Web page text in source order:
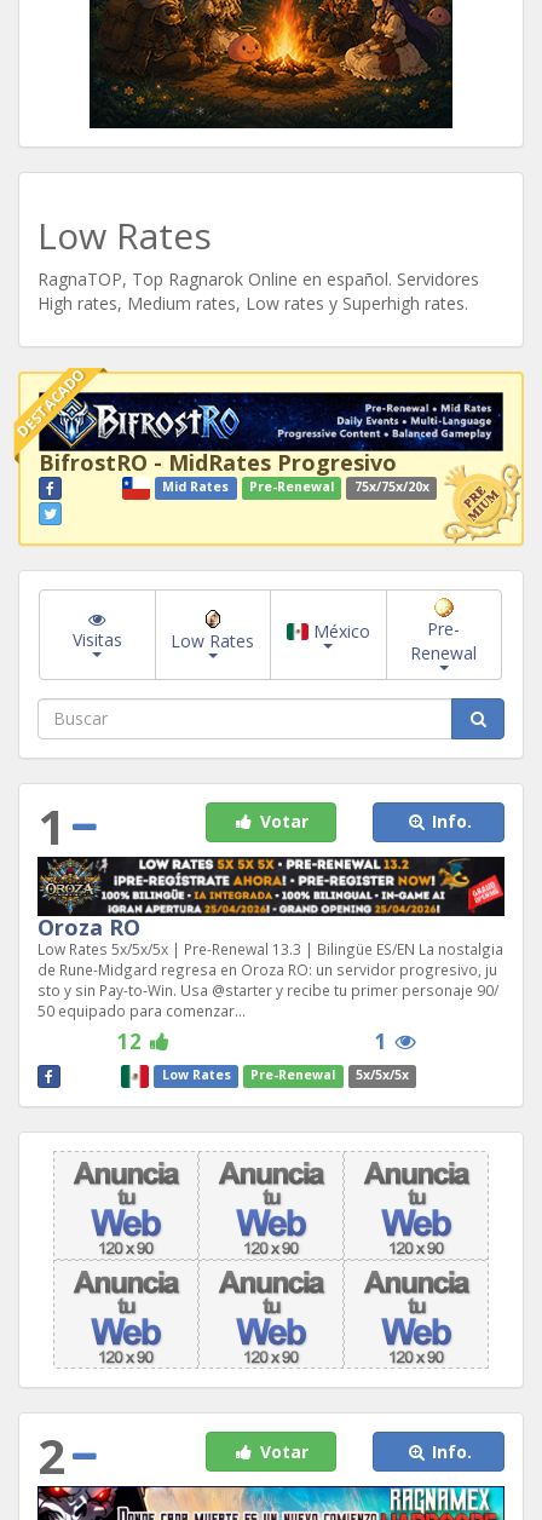
Low Rates
RagnaTOP, Top Ragnarok Online en español. Servidores
High rates, Medium rates, Low rates y Superhigh rates.
DESTACADO
BifrostRO - MidRates Progresivo
Mid Rates Pre-Renewal 75x/75x/20x
Visitas Low Rates México
Pre-
Renewal
1 Votar Info.
Oroza RO
Low Rates 5x/5x/5x | Pre-Renewal 13.3 | Bilingüe ES/EN La nostalgia
de Rune-Midgard regresa en Oroza RO: un servidor progresivo, ju
sto y sin Pay-to-Win. Usa @starter y recibe tu primer personaje 90/
50 equipado para comenzar...
12 1
Low Rates Pre-Renewal 5x/5x/5x
2 Votar Info.